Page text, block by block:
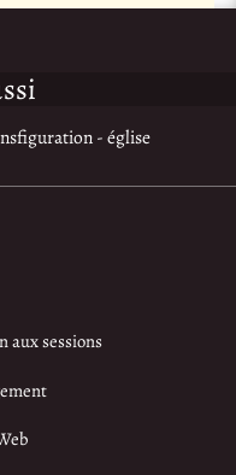
- église
aux sessions